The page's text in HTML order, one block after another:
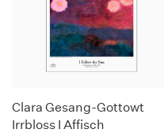
Clara Gesang-Gottowt
Irrbloss I Affisch